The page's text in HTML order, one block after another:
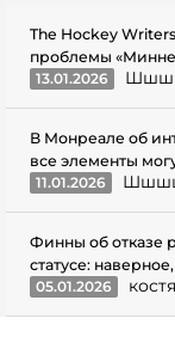
The Hockey
проблемы
13.01.2026
В Монреале об
все элементы
11.01.2026
Финны об отказе
статусе:
05.01.2026